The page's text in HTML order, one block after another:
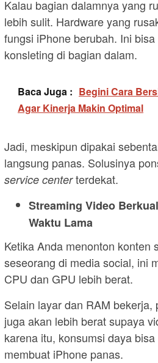
Kalau bagian dalamnya yang
lebih sulit. Hardware yang
fungsi iPhone berubah. Ini
konsleting di bagian dalam.
Baca Juga : Begini Cara
Agar Kinerja Makin Optimal
Jadi, meskipun dipakai
langsung panas. Solusinya
service centerterdekat.
Streaming Video
Waktu Lama
Ketika Anda menonton konten
seseorang di media social, ini
CPU dan GPU lebih berat.
Selain layar dan RAM bekerja,
juga akan lebih berat supaya
karena itu, konsumsi daya
membuat iPhone panas.